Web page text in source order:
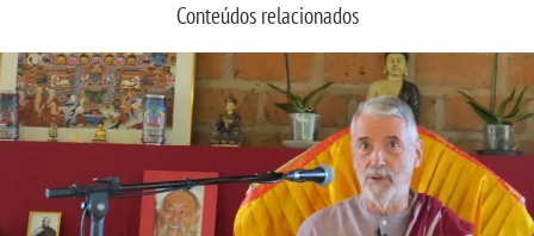
Conteúdos relacionados